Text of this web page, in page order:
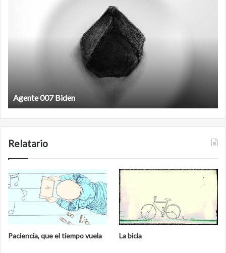
Agente 007 Biden
Relatario
Paciencia, que el tiempo vuela La bicla